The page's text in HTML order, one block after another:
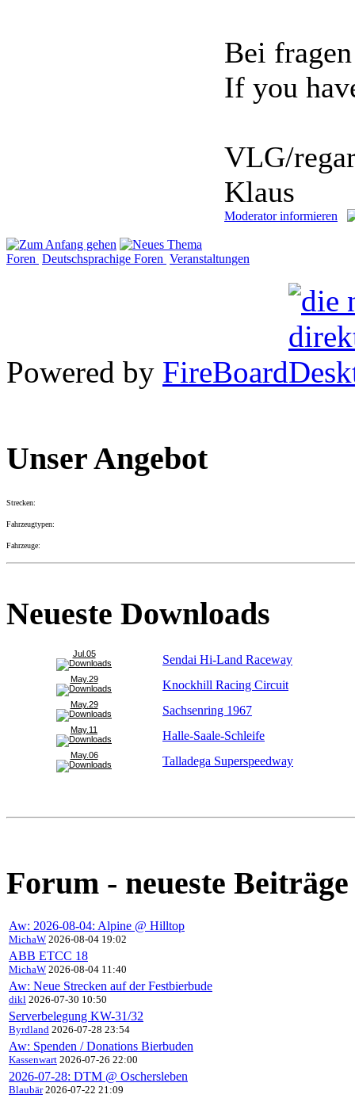
Bei
If you
VLG/
Klaus
Moderator informieren
Foren Deutschsprachige Foren Veranstaltungen
Powered by FireBoard
Unser Angebot
Strecken:
Fahrzeugtypen:
Fahrzeuge:
Neueste Downloads
Jul.05 Sendai Hi-Land Raceway
May.29 Knockhill Racing Circuit
May.29 Sachsenring 1967
May.11 Halle-Saale-Schleife
May.06 Talladega Superspeedway
Forum - neueste Beiträge
Aw: 2026-08-04: Alpine @ Hilltop
MichaW 2026-08-04 19:02
ABB ETCC 18
MichaW 2026-08-04 11:40
Aw: Neue Strecken auf der Festbierbude
dikl 2026-07-30 10:50
Serverbelegung KW-31/32
Byrdland 2026-07-28 23:54
Aw: Spenden / Donations Bierbuden
Kassenwart 2026-07-26 22:00
2026-07-28: DTM @ Oschersleben
Blaubär2026-07-22 21:09